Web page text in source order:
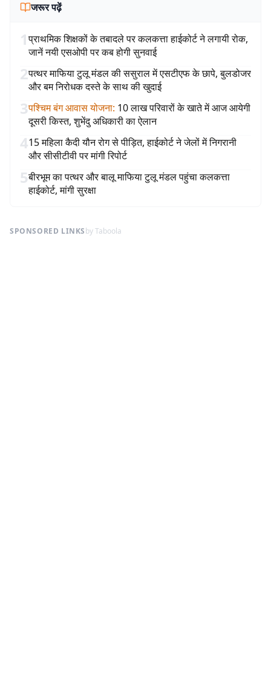
जरूर पढ़ें
1प्राथमिक शिक्षकों के तबादले पर कलकत्ता हाईकोर्ट ने लगायी रोक,
जानें नयी एसओपी पर कब होगी सुनवाई
2पत्थर माफिया टुलू मंडल की ससुराल में एसटीएफ के छापे, बुलडोजर
और बम निरोधक दस्ते के साथ की खुदाई
3पश्चिम बंग आवास योजना: 10 लाख परिवारों के खाते में आज आयेगी
दूसरी किस्त, शुभेंदु अधिकारी का ऐलान
415 महिला कैदी यौन रोग से पीड़ित, हाईकोर्ट ने जेलों में निगरानी
और सीसीटीवी पर मांगी रिपोर्ट
5बीरभूम का पत्थर और बालू माफिया टुलू मंडल पहुंचा कलकत्ता
हाईकोर्ट, मांगी सुरक्षा
SPONSORED LINKSby Taboola